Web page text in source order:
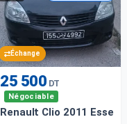
Échange
25 500 DT
Négociable
Renault Clio 2011 Essence